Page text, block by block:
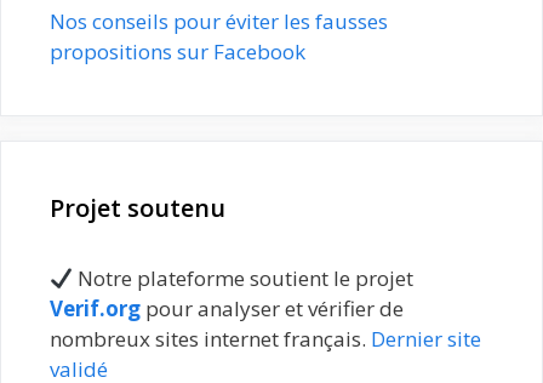
Nos conseils pour éviter les fausses
propositions sur Facebook
Projet soutenu
Notre plateforme soutient le projet
Verif.org pour analyser et vérifier de
nombreux sites internet français. Dernier site
validé